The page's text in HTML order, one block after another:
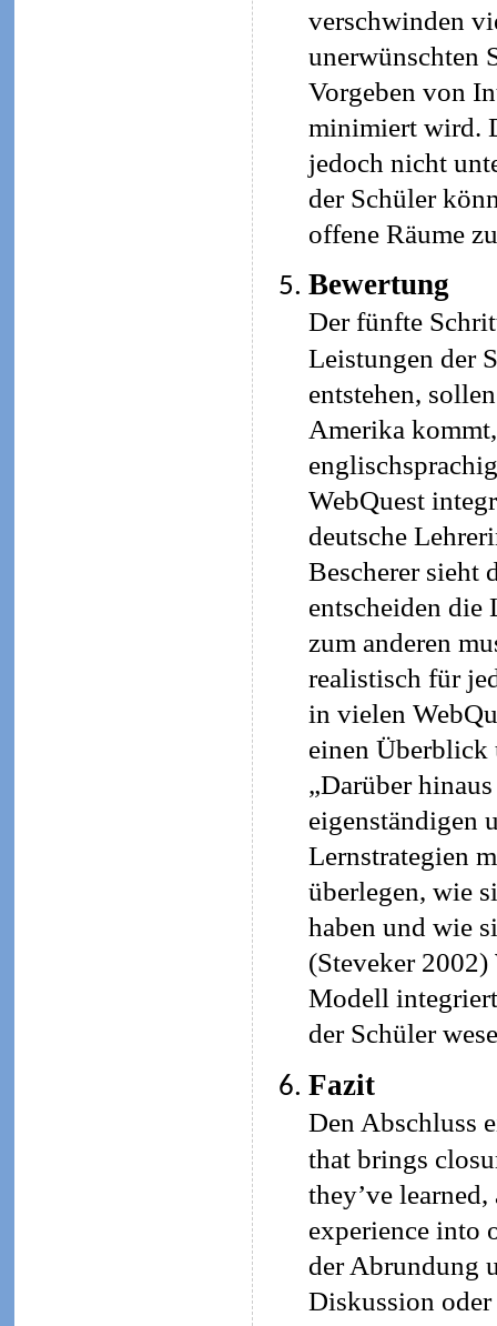
verschwinden
unerwünschten
Vorgeben von
minimiert wird.
jedoch nicht
der Schüler
offene Räume
Bewertung
Der fünfte
Leistungen der
entstehen,
Amerika
WebQuest
deutsche
Bescherer sieht
entscheiden die
zum anderen
realistisch für
in vielen
einen Überblick
„Darüber
eigenständigen
Lernstrategien
überlegen, wie
haben und wie
(Steveker 2002)
Modell
der Schüler
Fazit
Den Abschluss
that brings
they’ve
experience into
der Abrundung
Diskussion